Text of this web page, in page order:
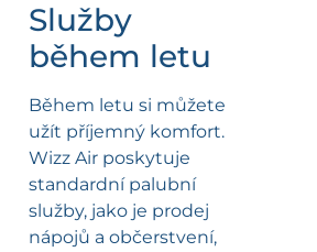
Služby
během letu
Během letu si můžete
užít příjemný komfort.
Wizz Air poskytuje
standardní palubní
služby, jako je prodej
nápojů a občerstvení,